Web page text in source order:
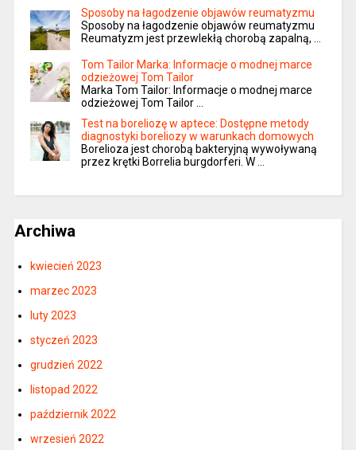
Sposoby na łagodzenie objawów reumatyzmu
Sposoby na łagodzenie objawów reumatyzmu
Reumatyzm jest przewlekłą chorobą zapalną, …
Tom Tailor Marka: Informacje o modnej marce
odzieżowej Tom Tailor
Marka Tom Tailor: Informacje o modnej marce
odzieżowej Tom Tailor …
Test na boreliozę w aptece: Dostępne metody
diagnostyki boreliozy w warunkach domowych
Borelioza jest chorobą bakteryjną wywoływaną
przez krętki Borrelia burgdorferi. W …
Archiwa
kwiecień 2023
marzec 2023
luty 2023
styczeń 2023
grudzień 2022
listopad 2022
październik 2022
wrzesień 2022